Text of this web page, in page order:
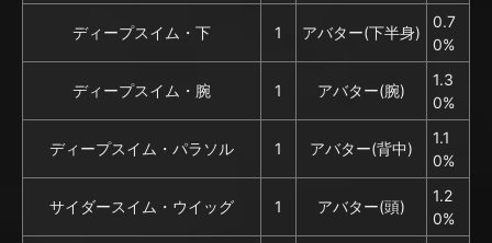
ディープスイム・下 1 アバター(下半身)
0.7
0%
ディープスイム・腕 1 アバター(腕)
1.3
0%
ディープスイム・パラソル 1 アバター(背中)
1.1
0%
サイダースイム・ウイッグ 1 アバター(頭)
1.2
0%